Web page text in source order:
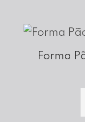
Forma